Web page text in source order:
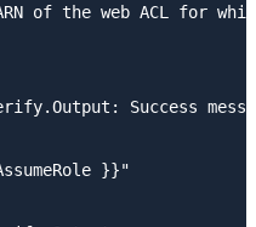
of the web ACL for
Success
}}"